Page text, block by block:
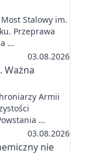
Stalowy im.
Przeprawa
…
03.08.2026
Ważna
Armii
…
03.08.2026
nie